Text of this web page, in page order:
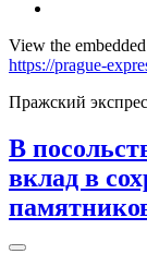
View the
https://prague-
Пражский
В
вклад в